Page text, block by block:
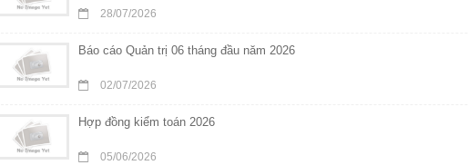
28/07/2026
Báo cáo Quản trị 06 tháng đầu năm 2026
02/07/2026
Hợp đồng kiểm toán 2026
05/06/2026